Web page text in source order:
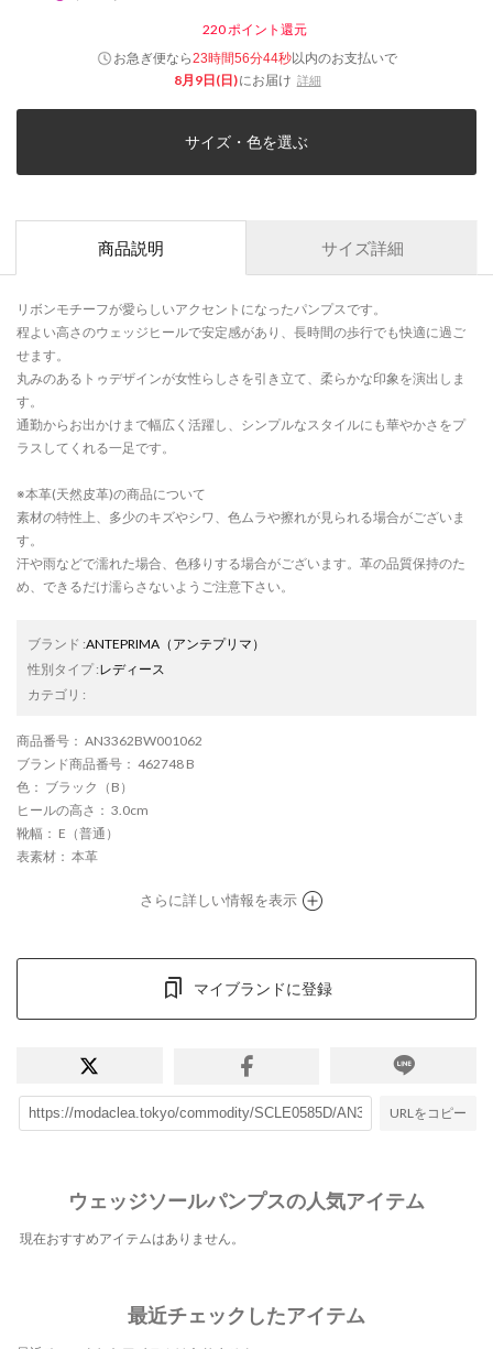
220 ポイント還元
お急ぎ便なら23時間56分44秒以内のお支払いで
8月9日(日)にお届け 詳細
サイズ・色を選ぶ
商品説明 サイズ詳細
リボンモチーフが愛らしいアクセントになったパンプスです。
程よい高さのウェッジヒールで安定感があり、長時間の歩行でも快適に過ご
せます。
丸みのあるトゥデザインが女性らしさを引き立て、柔らかな印象を演出しま
す。
通勤からお出かけまで幅広く活躍し、シンプルなスタイルにも華やかさをプ
ラスしてくれる一足です。
※本革(天然皮革)の商品について
素材の特性上、多少のキズやシワ、色ムラや擦れが見られる場合がございま
す。
汗や雨などで濡れた場合、色移りする場合がございます。革の品質保持のた
め、できるだけ濡らさないようご注意下さい。
ブランド :ANTEPRIMA （アンテプリマ）
性別タイプ:レディース
カテゴリ :
商品番号 ： AN3362BW001062
ブランド商品番号 ： 462748 B
色 ： ブラック（B）
ヒールの高さ ： 3.0cm
靴幅 ： E（普通）
表素材 ： 本革
さらに詳しい情報を表示
マイブランドに登録
URLをコピー
ウェッジソールパンプスの人気アイテム
現在おすすめアイテムはありません。
最近チェックしたアイテム